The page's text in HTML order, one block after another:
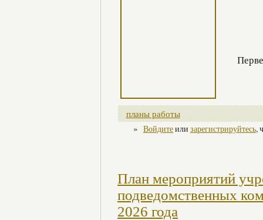
планы работы
» Войдитеили зарегистрируйтесь,
План мероприятий
подведомственных
2026 года